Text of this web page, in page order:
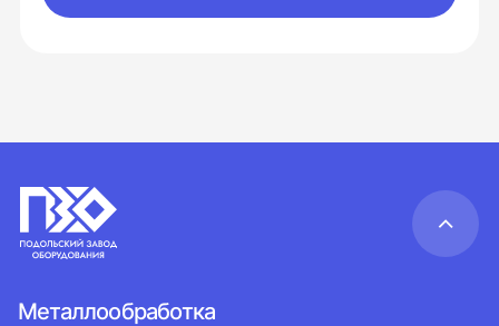
Металлообработка